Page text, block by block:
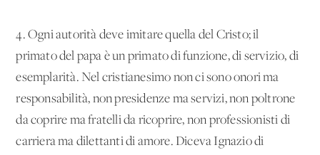
4. Ogni autorità deve imitare quella del Cristo; il
primato del papa è un primato di funzione, di servizio, di
esemplarità. Nel cristianesimo non ci sono onori ma
responsabilità, non presidenze ma servizi, non poltrone
da coprire ma fratelli da ricoprire, non professionisti di
carriera ma dilettanti di amore. Diceva Ignazio di